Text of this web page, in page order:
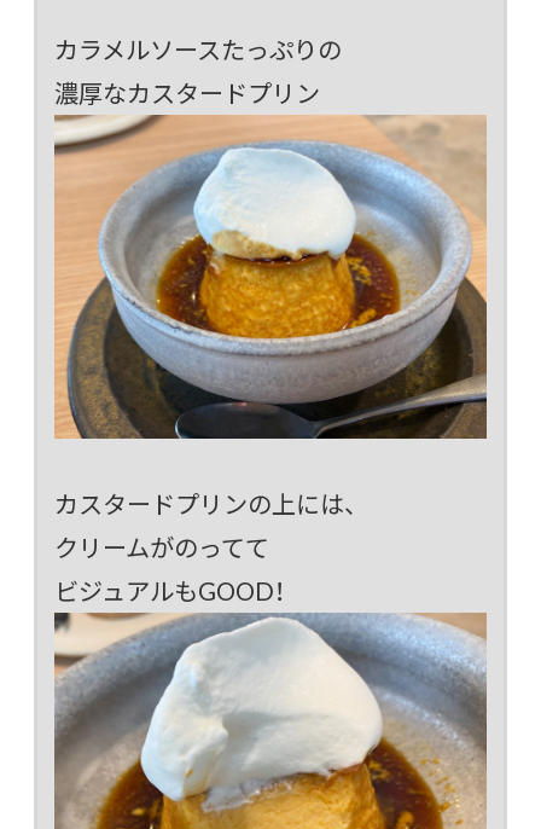
カラメルソースたっぷりの
濃厚なカスタードプリン
カスタードプリンの上には、
クリームがのってて
ビジュアルもGOOD！